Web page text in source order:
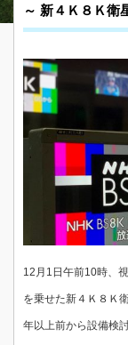
～ 新４Ｋ８Ｋ衛
12月1日午前10時、
を乗せた新４Ｋ８Ｋ
年以上前から設備検